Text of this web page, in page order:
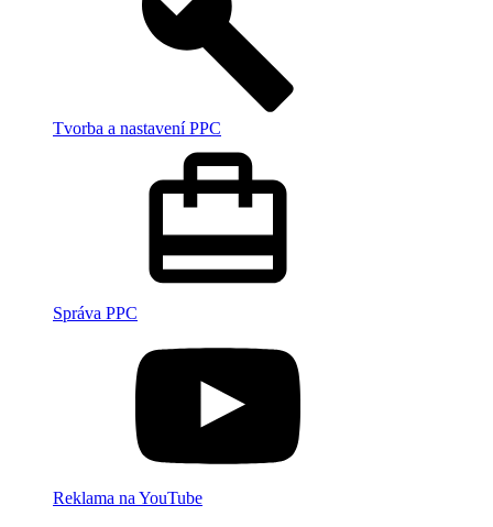
Tvorba a nastavení PPC
Správa PPC
Reklama na YouTube